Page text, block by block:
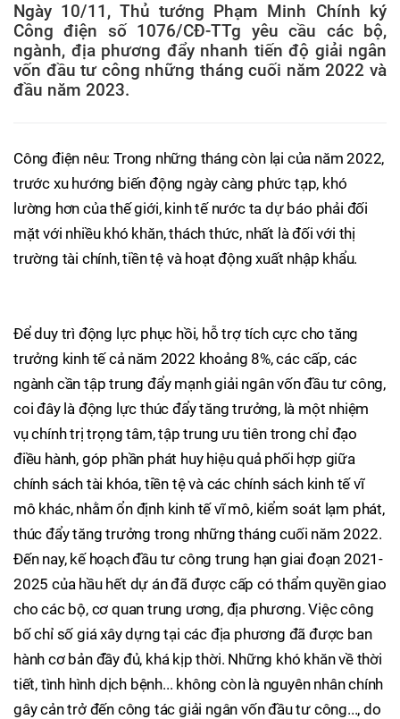
Ngày 10/11, Thủ tướng Phạm Minh Chính ký
Công điện số 1076/CĐ-TTg yêu cầu các bộ,
ngành, địa phương đẩy nhanh tiến độ giải ngân
vốn đầu tư công những tháng cuối năm 2022 và
đầu năm 2023.
Công điện nêu: Trong những tháng còn lại của năm 2022,
trước xu hướng biến động ngày càng phức tạp, khó
lường hơn của thế giới, kinh tế nước ta dự báo phải đối
mặt với nhiều khó khăn, thách thức, nhất là đối với thị
trường tài chính, tiền tệ và hoạt động xuất nhập khẩu.
Để duy trì động lực phục hồi, hỗ trợ tích cực cho tăng
trưởng kinh tế cả năm 2022 khoảng 8%, các cấp, các
ngành cần tập trung đẩy mạnh giải ngân vốn đầu tư công,
coi đây là động lực thúc đẩy tăng trưởng, là một nhiệm
vụ chính trị trọng tâm, tập trung ưu tiên trong chỉ đạo
điều hành, góp phần phát huy hiệu quả phối hợp giữa
chính sách tài khóa, tiền tệ và các chính sách kinh tế vĩ
mô khác, nhằm ổn định kinh tế vĩ mô, kiểm soát lạm phát,
thúc đẩy tăng trưởng trong những tháng cuối năm 2022.
Đến nay, kế hoạch đầu tư công trung hạn giai đoạn 2021-
2025 của hầu hết dự án đã được cấp có thẩm quyền giao
cho các bộ, cơ quan trung ương, địa phương. Việc công
bố chỉ số giá xây dựng tại các địa phương đã được ban
hành cơ bản đầy đủ, khá kịp thời. Những khó khăn về thời
tiết, tình hình dịch bệnh... không còn là nguyên nhân chính
gây cản trở đến công tác giải ngân vốn đầu tư công..., do